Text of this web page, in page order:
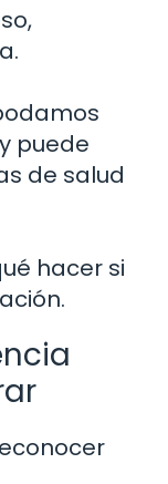
puede
de salud
hacer si